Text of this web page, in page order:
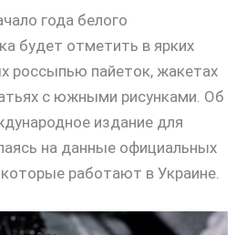
года белого
будет отметить в ярких
россыпью пайеток, жакетах
с южными рисунками. Об
издание для
на данные официальных
работают в Украине.